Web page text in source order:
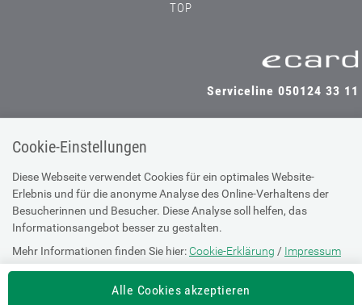
Cookie-Einstellungen
Diese Webseite verwendet Cookies für ein optimales Website-
Erlebnis und für die anonyme Analyse des Online-Verhaltens der
Besucherinnen und Besucher. Diese Analyse soll helfen, das
Informationsangebot besser zu gestalten.
Mehr Informationen finden Sie hier: Cookie-Erklärung / Impressum
Alle Cookies akzeptieren
TOP
Serviceline 050124 33 11
Impressum
Site Map